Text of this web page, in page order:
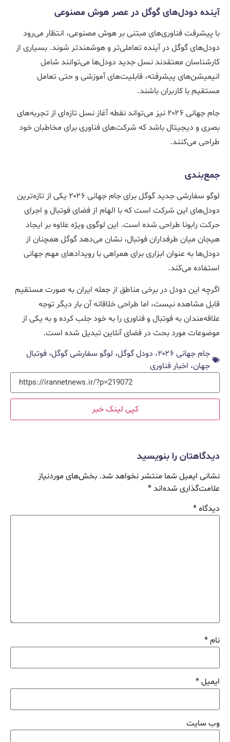
آینده دودل‌های گوگل در عصر هوش مصنوعی
با پیشرفت فناوری‌های مبتنی بر هوش مصنوعی، انتظار می‌رود
دودل‌های گوگل در آینده تعاملی‌تر و هوشمندتر شوند. بسیاری از
کارشناسان معتقدند نسل جدید دودل‌ها می‌توانند شامل
انیمیشن‌های پیشرفته، قابلیت‌های آموزشی و حتی تعامل
مستقیم با کاربران باشند.
جام جهانی ۲۰۲۶ نیز می‌تواند نقطه آغاز نسل تازه‌ای از تجربه‌های
بصری و دیجیتال باشد که شرکت‌های فناوری برای مخاطبان خود
طراحی می‌کنند.
جمع‌بندی
لوگو سفارشی جدید گوگل برای جام جهانی ۲۰۲۶ یکی از تازه‌ترین
دودل‌های این شرکت است که با الهام از فضای فوتبال و اجرای
حرکت رابونا طراحی شده است. این لوگوی ویژه علاوه بر ایجاد
هیجان میان طرفداران فوتبال، نشان می‌دهد گوگل همچنان از
دودل‌ها به عنوان ابزاری برای همراهی با رویدادهای مهم جهانی
استفاده می‌کند.
اگرچه این دودل در برخی مناطق از جمله ایران به صورت مستقیم
قابل مشاهده نیست، اما طراحی خلاقانه آن بار دیگر توجه
علاقه‌مندان به فوتبال و فناوری را به خود جلب کرده و به یکی از
موضوعات مورد بحث در فضای آنلاین تبدیل شده است.
جام جهانی ۲۰۲۶، دودل گوگل، لوگو سفارشی گوگل، فوتبال
جهان، اخبار فناوری
کپی لینک خبر
دیدگاهتان را بنویسید
نشانی ایمیل شما منتشر نخواهد شد. بخش‌های موردنیاز
علامت‌گذاری شده‌اند*
دیدگاه*
نام*
ایمیل*
وب‌ سایت